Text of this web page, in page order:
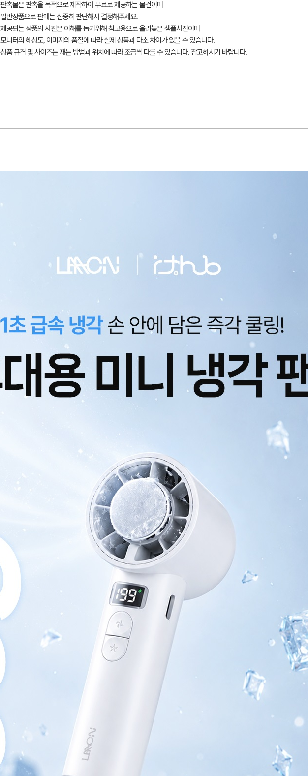
판촉물은 판촉을 목적으로 제작하여 무료로 제공하는 물건이며
일반상품으로 판매는 신중히 판단해서 결정해주세요.
제공되는 상품의 사진은 이해를 돕기위해 참고용으로 올려놓은 샘플사진이며
모니터의 해상도, 이미지의 품질에 따라 실제 상품과 다소 차이가 있을 수 있습니다.
상품 규격 및 사이즈는 재는 방법과 위치에 따라 조금씩 다를 수 있습니다. 참고하시기 바랍니다.